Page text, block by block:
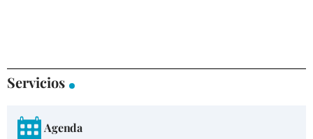
Servicios
Agenda